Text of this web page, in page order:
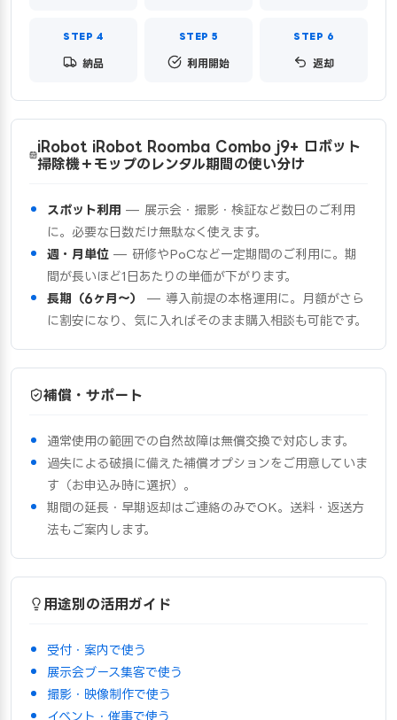
納品 利用開始 返却
iRobot iRobot Roomba Combo j9+ ロボット
掃除機＋モップのレンタル期間の使い分け
スポット利用 — 展示会・撮影・検証など数日のご利用
に。必要な日数だけ無駄なく使えます。
週・月単位 — 研修やPoCなど一定期間のご利用に。期
間が長いほど1日あたりの単価が下がります。
長期（6ヶ月〜）
— 導入前提の本格運用に。月額がさら
に割安になり、気に入ればそのまま購入相談も可能です。
補償・サポート
通常使用の範囲での自然故障は無償交換で対応します。
過失による破損に備えた補償オプションをご用意していま
す（お申込み時に選択）。
期間の延長・早期返却はご連絡のみでOK。送料・返送方
法もご案内します。
用途別の活用ガイド
受付・案内で使う
展示会ブース集客で使う
撮影・映像制作で使う
イベント・催事で使う